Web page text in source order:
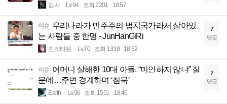
입사 Lv.94 조회 2201 18:57
이슈 우리나라가 민주주의 법치국가라서 살아있
는 사람들 중 한명 - JunHanGiRi
진겟타원 Lv.70 조회 1339 18:52
7
댓글
이슈 어머니 살해한 10대 아들, “미안하지 않냐” 질
문에…주변 경계하며 ‘침묵’
Earth Lv.96 조회 1551 18:46
7
댓글